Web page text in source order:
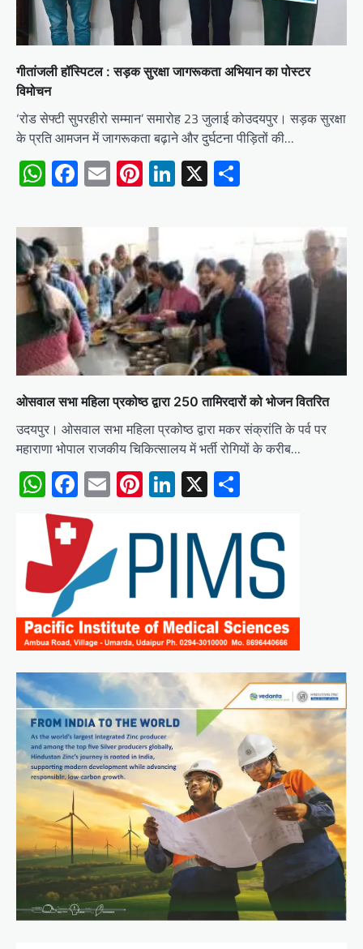
गीतांजली हॉस्पिटल : सड़क सुरक्षा जागरूकता अभियान का पोस्टर
विमोचन
‘रोड सेफ्टी सुपरहीरो सम्मान’ समारोह 23 जुलाई कोउदयपुर। सड़क सुरक्षा
के प्रति आमजन में जागरूकता बढ़ाने और दुर्घटना पीड़ितों की…
WhatsApp
Facebook
EmailPinterest
LinkedIn
X
ओसवाल सभा महिला प्रकोष्ठ द्वारा 250 तामिरदारों को भोजन वितरित
उदयपुर। ओसवाल सभा महिला प्रकोष्ठ द्वारा मकर संक्रांति के पर्व पर
महाराणा भोपाल राजकीय चिकित्सालय में भर्ती रोगियों के करीब…
WhatsApp
Facebook
EmailPinterest
LinkedIn
X